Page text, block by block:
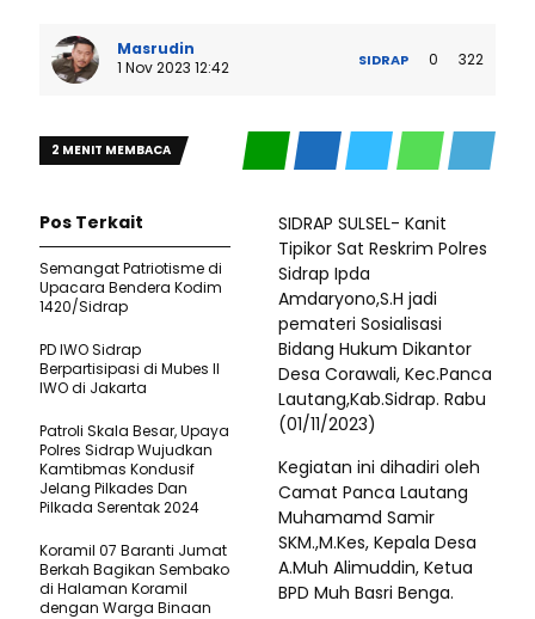
Masrudin
1 Nov 2023 12:42
SIDRAP 0 322
2 MENIT MEMBACA
SIDRAP SULSEL- Kanit
Tipikor Sat Reskrim Polres
Sidrap Ipda
Amdaryono,S.H jadi
pemateri Sosialisasi
Bidang Hukum Dikantor
Desa Corawali, Kec.Panca
Lautang,Kab.Sidrap. Rabu
(01/11/2023)
Kegiatan ini dihadiri oleh
Camat Panca Lautang
Muhamamd Samir
SKM.,M.Kes, Kepala Desa
A.Muh Alimuddin, Ketua
BPD Muh Basri Benga.
Pos Terkait
Semangat Patriotisme di
Upacara Bendera Kodim
1420/Sidrap
PD IWO Sidrap
Berpartisipasi di Mubes II
IWO di Jakarta
Patroli Skala Besar, Upaya
Polres Sidrap Wujudkan
Kamtibmas Kondusif
Jelang Pilkades Dan
Pilkada Serentak 2024
Koramil 07 Baranti Jumat
Berkah Bagikan Sembako
di Halaman Koramil
dengan Warga Binaan